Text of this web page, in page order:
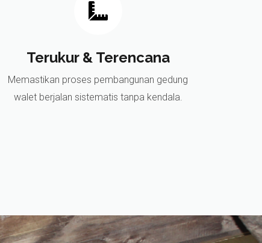
Terukur & Terencana
Memastikan proses pembangunan gedung
walet berjalan sistematis tanpa kendala.